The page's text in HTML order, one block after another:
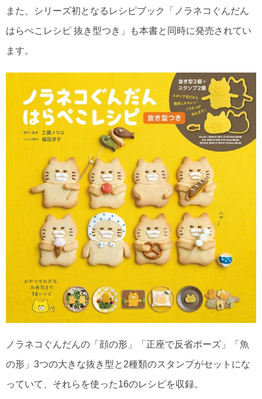
また、シリーズ初となるレシピブック「ノラネコぐんだん
はらぺこレシピ 抜き型つき」も本書と同時に発売されてい
ます。
ノラネコぐんだんの「顔の形」「正座で反省ポーズ」「魚
の形」3つの大きな抜き型と2種類のスタンプがセットにな
っていて、それらを使った16のレシピを収録。